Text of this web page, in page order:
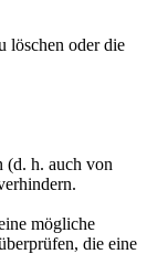
löschen oder die
(d. h. auch von
mögliche
die eine